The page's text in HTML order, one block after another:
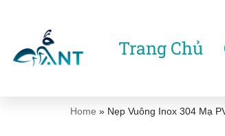
Chuyển
tới
Trang Chủ
Home » Nẹp Vuông Inox 304 Mạ